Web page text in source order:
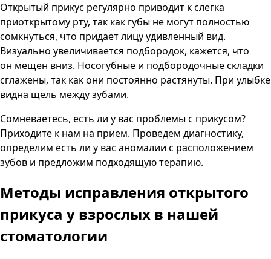
Открытый прикус регулярно приводит к слегка
приоткрытому рту, так как губы не могут полностью
сомкнуться, что придает лицу удивленный вид.
Визуально увеличивается подбородок, кажется, что
он мещен вниз. Носогубные и подбородочные складки
сглажены, так как они постоянно растянуты. При улыбке
видна щель между зубами.
Сомневаетесь, есть ли у вас проблемы с прикусом?
Приходите к нам на прием. Проведем диагностику,
определим есть ли у вас аномалии с расположением
зубов и предложим подходящую терапию.
Методы исправления открытого
прикуса у взрослых в нашей
стоматологии